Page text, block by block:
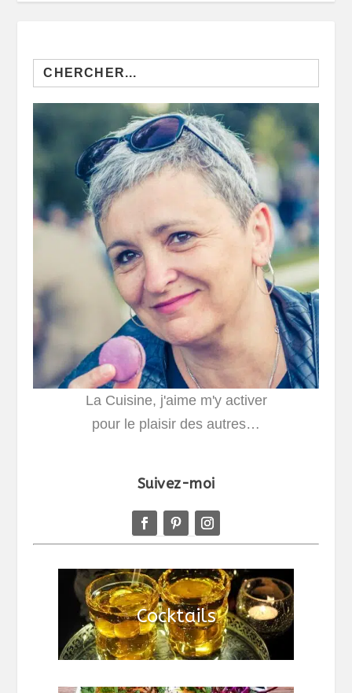
Search
for:
La Cuisine, j'aime m'y activer
pour le plaisir des autres…
Suivez-moi